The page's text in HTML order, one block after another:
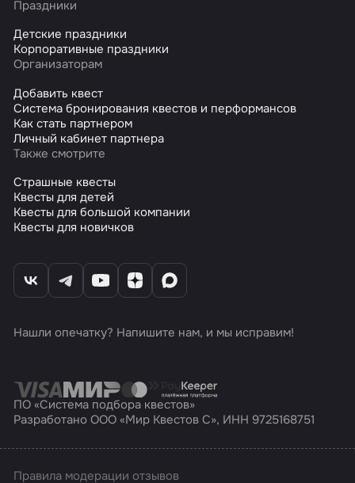
Праздники
Детские праздники
Корпоративные праздники
Организаторам
Добавить квест
Система бронирования квестов и перформансов
Как стать партнером
Личный кабинет партнера
Также смотрите
Страшные квесты
Квесты для детей
Квесты для большой компании
Квесты для новичков
Нашли опечатку? Напишите нам, и мы исправим!
ПО «Система подбора квестов»
Разработано ООО «Мир Квестов С», ИНН 9725168751
Правила модерации отзывов